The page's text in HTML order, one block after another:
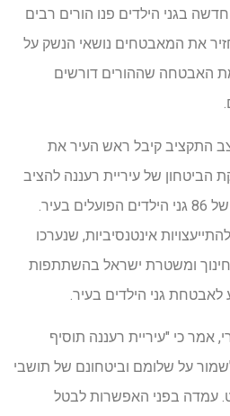
בגני הילדים פנו הורים רבים
את המאבטחים נושאי הנשק על
האבטחה שההורים דורשים
התקציב קיבל ראש העיר את
הביטחון של עיריית רעננה להציב
שומרים נושאי נשק בפתחם של 86 גני הילדים הפועלים בעיר.
אינטנסיביות, שנערכו
ומשטרת ישראל בהשתתפות
גני הילדים בעיר.
אמר כי "עיריית רעננה תוסיף
על שלומם וביטחונם של תושבי
עמדה בפני האפשרות לבטל